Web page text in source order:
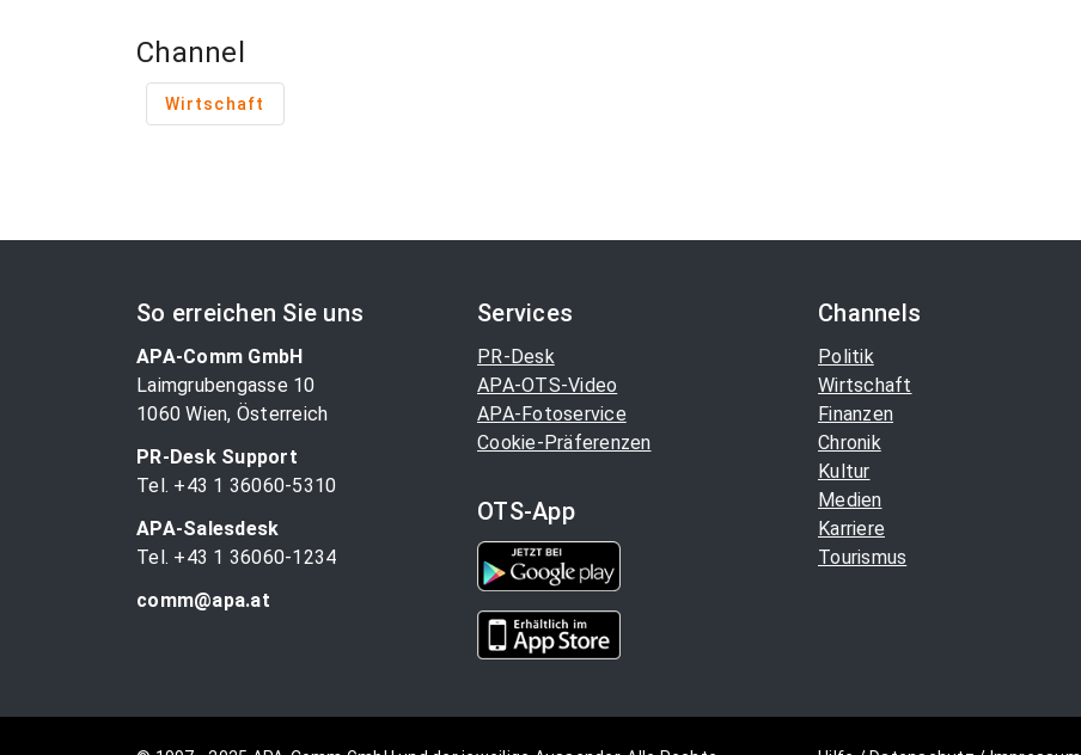
Channel
Wirtschaft
So erreichen Sie uns
APA-Comm GmbH
Laimgrubengasse 10
1060 Wien, Österreich
PR-Desk Support
Tel. +43 1 36060-5310
APA-Salesdesk
Tel. +43 1 36060-1234
comm@apa.at
Services
PR-Desk
APA-OTS-Video
APA-Fotoservice
Cookie-Präferenzen
OTS-App
Channels
Politik
Wirtschaft
Finanzen
Chronik
Kultur
Medien
Karriere
Tourismus